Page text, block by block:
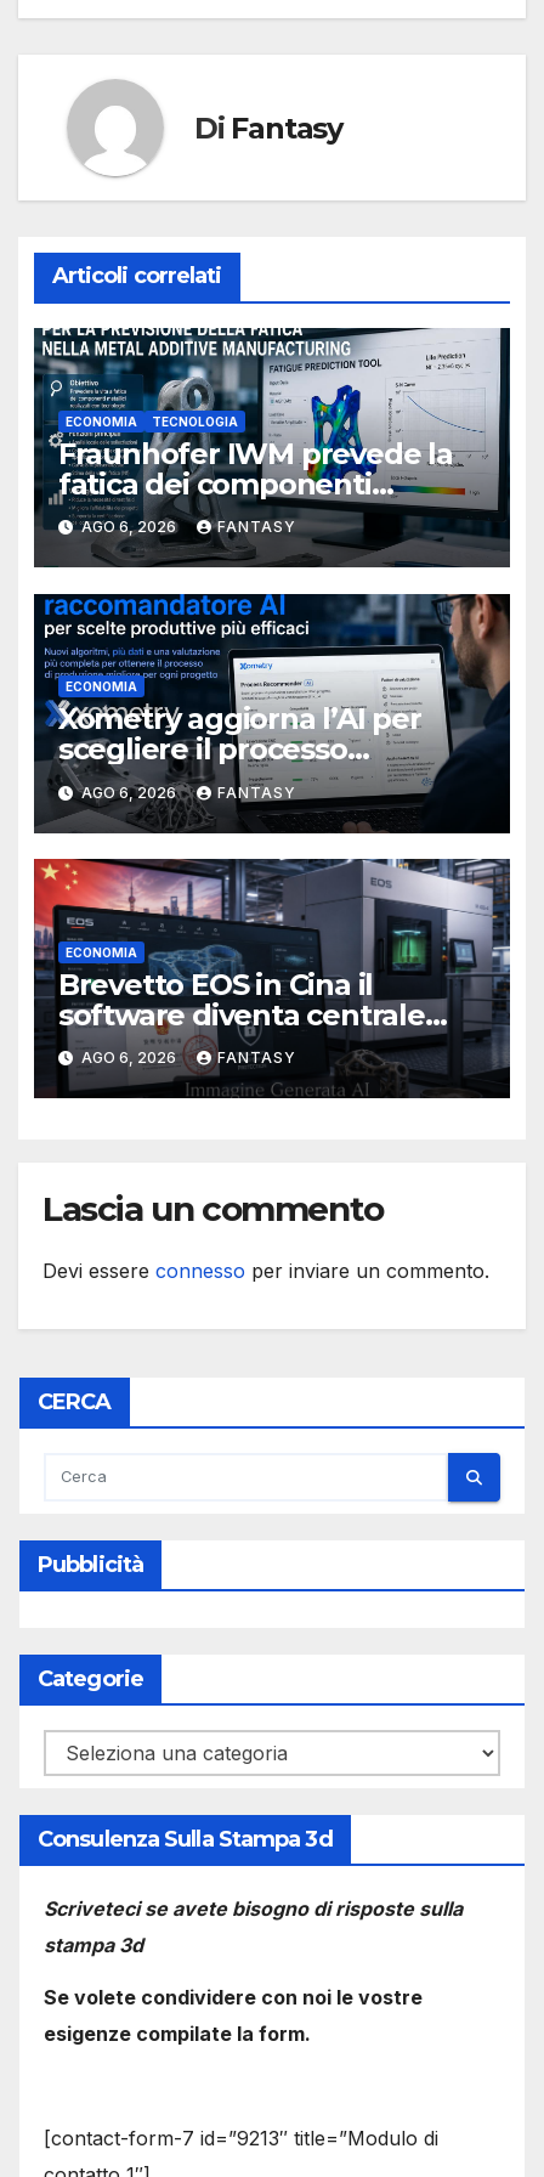
Di Fantasy
Articoli correlati
ECONOMIA TECNOLOGIA
Fraunhofer IWM prevede la
fatica dei componenti
metallici stampati in 3D
AGO 6, 2026 FANTASY
ECONOMIA
Xometry aggiorna l’AI per
scegliere il processo
produttivo più adatto
AGO 6, 2026 FANTASY
ECONOMIA
Brevetto EOS in Cina il
software diventa centrale
nella stampa 3D industriale
AGO 6, 2026 FANTASY
Lascia un commento
Devi essere connesso per inviare un commento.
CERCA
Pubblicità
Categorie
Categorie
Consulenza Sulla Stampa 3d
Scriveteci se avete bisogno di risposte sulla
stampa 3d
Se volete condividere con noi le vostre
esigenze compilate la form.
[contact-form-7 id=”9213″ title=”Modulo di